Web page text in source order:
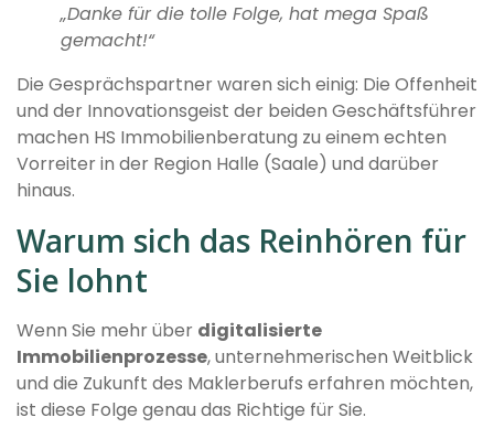
„Danke für die tolle Folge, hat mega Spaß
gemacht!“
Die Gesprächspartner waren sich einig: Die Offenheit
und der Innovationsgeist der beiden Geschäftsführer
machen HS Immobilienberatung zu einem echten
Vorreiter in der Region Halle (Saale) und darüber
hinaus.
Warum sich das Reinhören für
Sie lohnt
Wenn Sie mehr über digitalisierte
Immobilienprozesse, unternehmerischen Weitblick
und die Zukunft des Maklerberufs erfahren möchten,
ist diese Folge genau das Richtige für Sie.